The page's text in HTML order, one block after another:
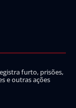
furto, prisões,
e outras ações